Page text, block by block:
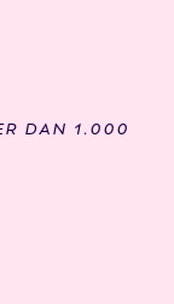
DAN 1.000